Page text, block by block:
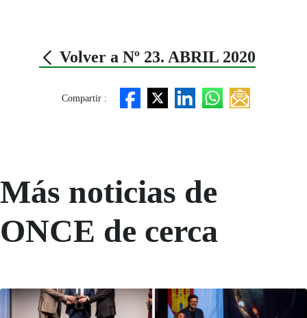
Volver a Nº 23. ABRIL 2020
Compartir :
Más noticias de
ONCE de cerca